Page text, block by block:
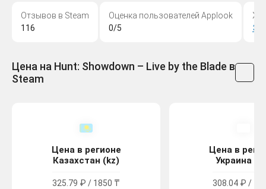
Отзывов в Steam
116
Оценка пользователей Applook
0/5
Цена на Hunt: Showdown – Live by the Blade в
Steam
Цена в регионе
Казахстан (kz)
325.79 ₽ / 1850 ₸
Цена в
Украина
308.04 ₽ /